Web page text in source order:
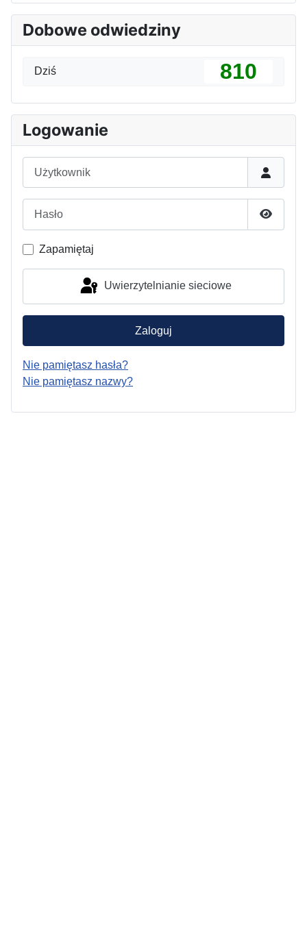
Dobowe odwiedziny
Dziś 810
Logowanie
Pokaż
Zapamiętaj
Uwierzytelnianie sieciowe
Zaloguj
Nie pamiętasz hasła?
Nie pamiętasz nazwy?